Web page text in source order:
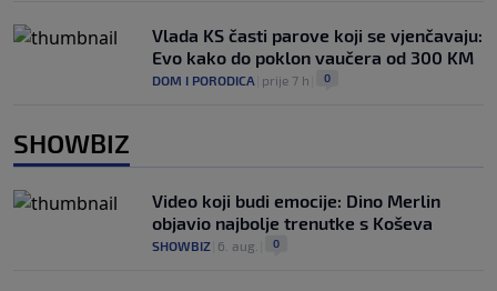
Vlada KS časti parove koji se vjenčavaju:
Evo kako do poklon vaučera od 300 KM
DOM I PORODICA prije 7 h 0
SHOWBIZ
Video koji budi emocije: Dino Merlin
objavio najbolje trenutke s Koševa
SHOWBIZ 6. aug. 0